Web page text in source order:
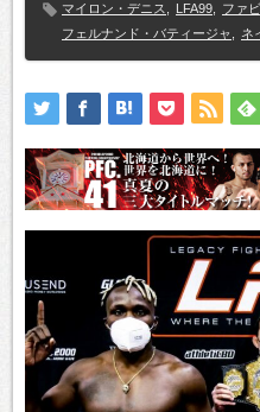
マイロン・デニス
LFA99 ファ
フェルナンド・バティージャ
ネ